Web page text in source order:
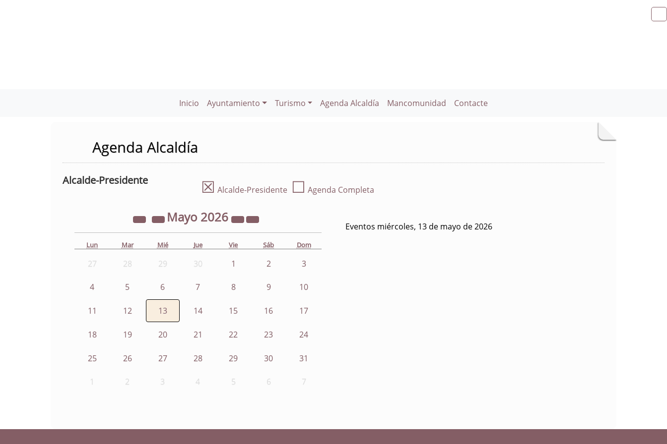
Inicio Ayuntamiento Turismo Agenda Alcaldía Mancomunidad Contacte
Agenda Alcaldía
Alcalde-Presidente ☒ Alcalde-Presidente ☐ Agenda Completa
Mayo 2026
Lun Mar Mié Jue Vie Sáb Dom
27 28 29 30 1 2 3
4 5 6 7 8 9 10
11 12 13 14 15 16 17
18 19 20 21 22 23 24
25 26 27 28 29 30 31
1 2 3 4 5 6 7
Eventos miércoles, 13 de mayo de 2026